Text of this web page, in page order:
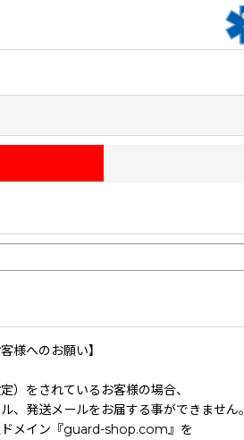
様へのお願い】
）をされているお客様の場合、
、発送メールをお届する事ができません。
ドメイン『guard-shop.com』を